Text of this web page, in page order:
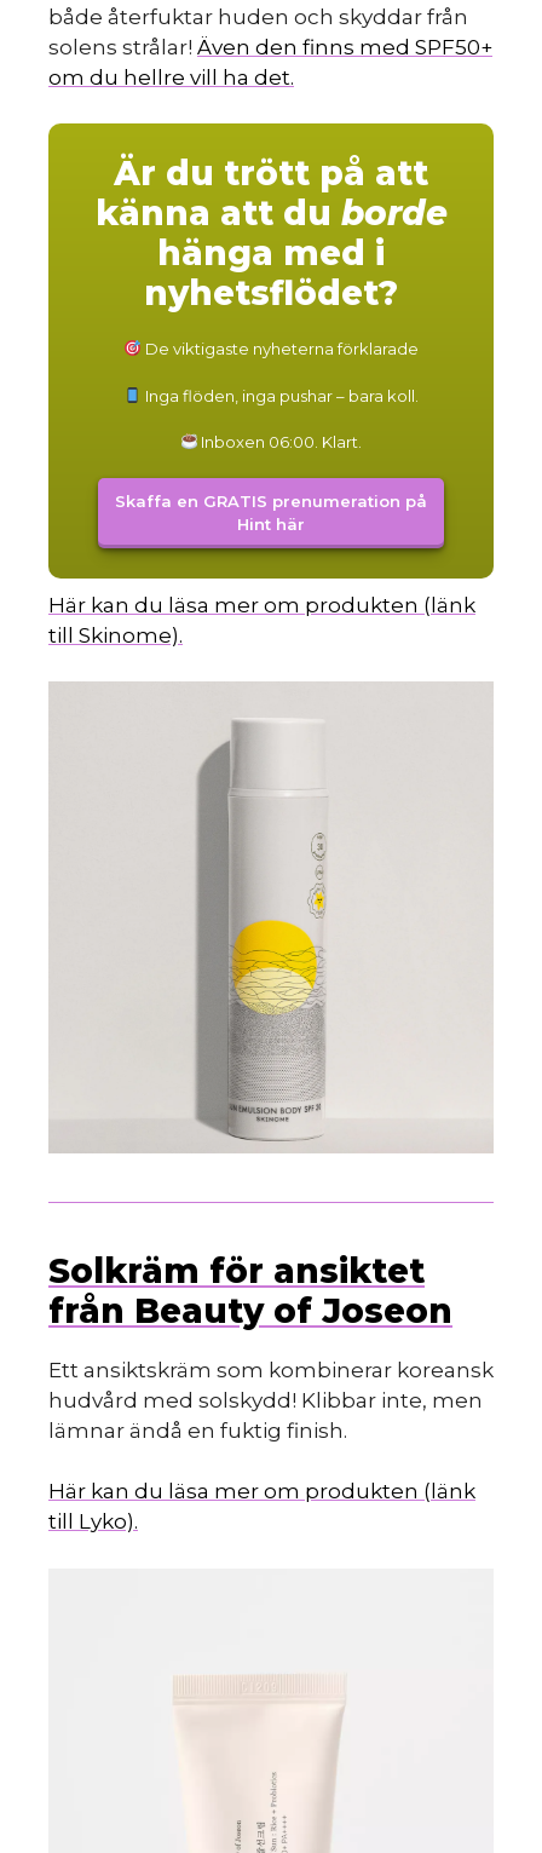
både återfuktar huden och skyddar från
solens strålar! Även den finns med SPF50+
om du hellre vill ha det.
Är du trött på att
känna att du borde
hänga med i
nyhetsflödet?
De viktigaste nyheterna förklarade
Inga flöden, inga pushar – bara koll.
Inboxen 06:00. Klart.
Skaffa en GRATIS prenumeration på
Hint här
Här kan du läsa mer om produkten (länk
till Skinome).
Solkräm för ansiktet
från Beauty of Joseon
Ett ansiktskräm som kombinerar koreansk
hudvård med solskydd! Klibbar inte, men
lämnar ändå en fuktig finish.
Här kan du läsa mer om produkten (länk
till Lyko).